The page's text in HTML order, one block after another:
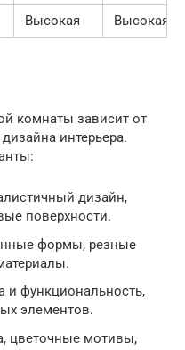
Высокая Высокая
комнаты зависит от
интерьера.
дизайн,
поверхности.
формы, резные
функциональность,
элементов.
цветочные мотивы,